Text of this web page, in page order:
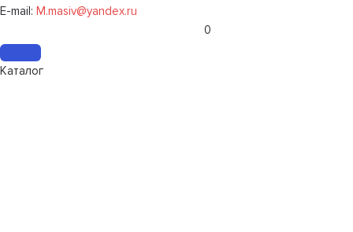
E-mail: M.masiv@yandex.ru
0
Каталог